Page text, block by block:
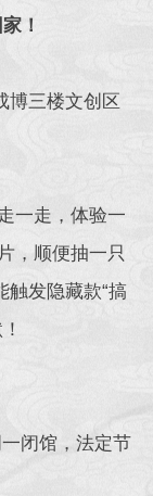
！
博三楼文创区
一走，体验一
，顺便抽一只
触发隐藏款“搞
闭馆，法定节